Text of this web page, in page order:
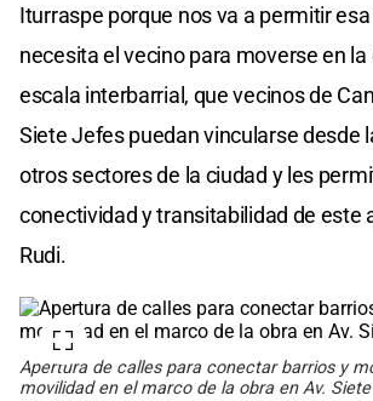
Iturraspe porque nos va a permitir
necesita el vecino para moverse en la
escala interbarrial, que vecinos de
Siete Jefes puedan vincularse desde
otros sectores de la ciudad y les
conectividad y transitabilidad de este
Rudi.
Apertura de calles para conectar barrios y
movilidad en el marco de la obra en Av.